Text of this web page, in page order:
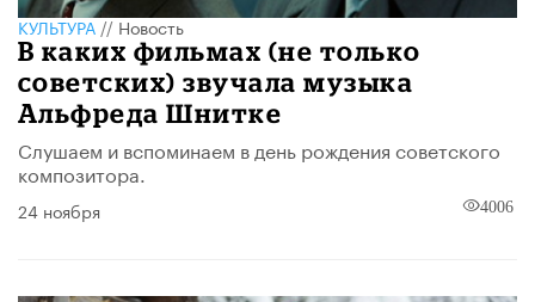
КУЛЬТУРА//Новость
В каких фильмах (не только
советских) звучала музыка
Альфреда Шнитке
Слушаем и вспоминаем в день рождения советского
композитора.
24 ноября 4006